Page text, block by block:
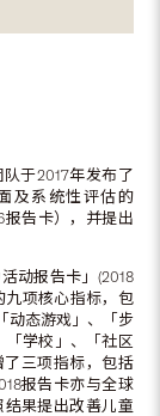
于2017年发布了
及系统性评估的
报告卡），并提出
动报告卡」(2018
九项核心指标，包
动态游戏」、「步
学校」、「社区
三项指标，包括
报告卡亦与全球
果提出改善儿童